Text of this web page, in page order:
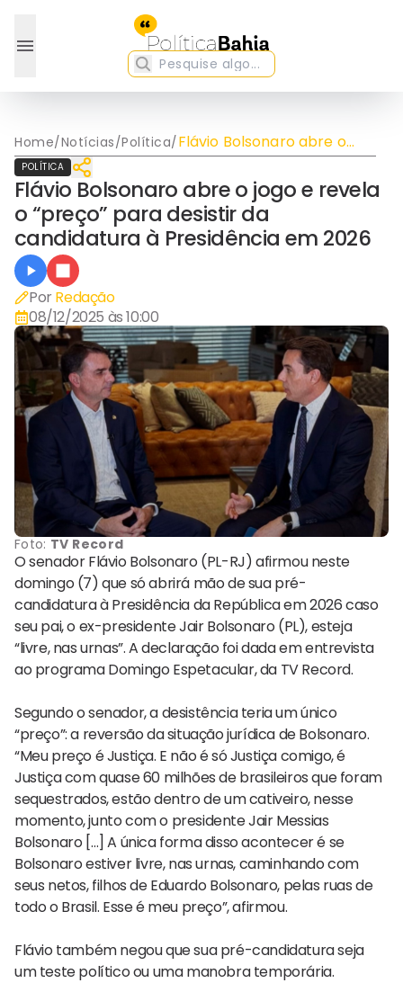
Home/Notícias/Política/Flávio Bolsonaro abre o
jogo e revela o “preço”
para desistir da
candidatura à Presidência
em 2026
POLÍTICA
Flávio Bolsonaro abre o jogo e revela
o “preço” para desistir da
candidatura à Presidência em 2026
Por Redação
08/12/2025 às 10:00
Foto: TV Record
O senador Flávio Bolsonaro (PL-RJ) afirmou neste
domingo (7) que só abrirá mão de sua pré-
candidatura à Presidência da República em 2026 caso
seu pai, o ex-presidente Jair Bolsonaro (PL), esteja
“livre, nas urnas”. A declaração foi dada em entrevista
ao programa Domingo Espetacular, da TV Record.
Segundo o senador, a desistência teria um único
“preço”: a reversão da situação jurídica de Bolsonaro.
“Meu preço é Justiça. E não é só Justiça comigo, é
Justiça com quase 60 milhões de brasileiros que foram
sequestrados, estão dentro de um cativeiro, nesse
momento, junto com o presidente Jair Messias
Bolsonaro […] A única forma disso acontecer é se
Bolsonaro estiver livre, nas urnas, caminhando com
seus netos, filhos de Eduardo Bolsonaro, pelas ruas de
todo o Brasil. Esse é meu preço”, afirmou.
Flávio também negou que sua pré-candidatura seja
um teste político ou uma manobra temporária.